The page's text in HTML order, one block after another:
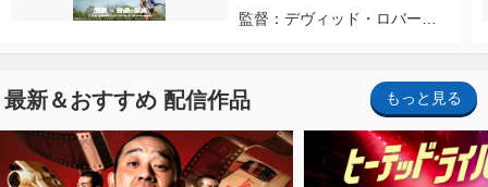
監督：デヴィッド・ロバー
最新＆おすすめ 配信作品 もっと見る